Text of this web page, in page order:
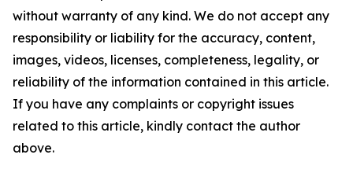
without warranty of any kind. We do not accept any
responsibility or liability for the accuracy, content,
images, videos, licenses, completeness, legality, or
reliability of the information contained in this article.
If you have any complaints or copyright issues
related to this article, kindly contact the author
above.